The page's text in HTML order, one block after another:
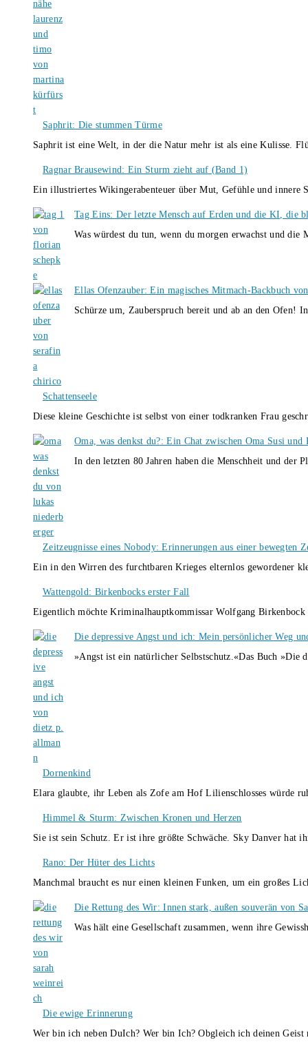
Saphrit: Die stummen Türme
Saphrit ist eine Welt, in der die Natur mehr ist als eine Kulisse.
Ragnar Brausewind: Ein Sturm zieht auf (Band 1)
Ein illustriertes Wikingerabenteuer über Mut, Gefühle und
Tag Eins: Der letzte Mensch auf Erden und die KI, die
Was würdest du tun, wenn du morgen erwachst und
Ellas Ofenzauber: Ein magisches Mitmach-Backbuch
Schürze um, Zauberspruch bereit und ab an den Ofen!
Schattenseele
Diese kleine Geschichte ist selbst von einer todkranken Frau
Oma, was denkst du?: Ein Chat zwischen Oma Susi
In den letzten 80 Jahren haben die Menschheit und
Zeitzeugnisse eines Nobody: Erinnerungen aus einer bewegten
Ein in den Wirren des furchtbaren Krieges elternlos gewordener
Wattengold: Birkenbocks erster Fall
Eigentlich möchte Kriminalhauptkommissar Wolfgang
Die depressive Angst und ich: Mein persönlicher Weg
»Angst ist ein natürlicher Selbstschutz.«Das Buch
Dornenkind
Elara glaubte, ihr Leben als Zofe am Hof Lilienschlosses würde
Himmel & Sturm: Zwischen Kronen und Herzen
Sie ist sein Schutz. Er ist ihre größte Schwäche. Sky Danver
Rano: Der Hüter des Lichts
Manchmal braucht es nur einen kleinen Funken, um ein großes
Die Rettung des Wir: Innen stark, außen souverän von
Was hält eine Gesellschaft zusammen, wenn ihre
Die ewige Erinnerung
Wer bin ich neben DuIch? Wer bin Ich? Obgleich ich deinen